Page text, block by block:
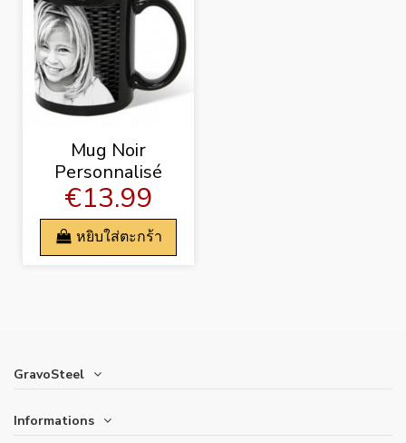
Mug Noir
Personnalisé
€13.99
หยิบใส่ตะกร้า
GravoSteel
Informations